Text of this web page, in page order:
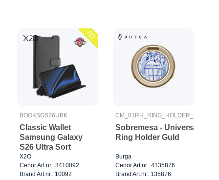
NY
BOOKSGS26UBK
Classic Wallet
Samsung Galaxy
S26 Ultra Sort
X2O
Cenor Art.nr.: 3410092
Brand Art.nr.: 10092
CM_01RH_RING_HOLDER_GOLD
Sobremesa - Universal
Ring Holder Guld
Burga
Cenor Art.nr.: 4135876
Brand Art.nr.: 135876